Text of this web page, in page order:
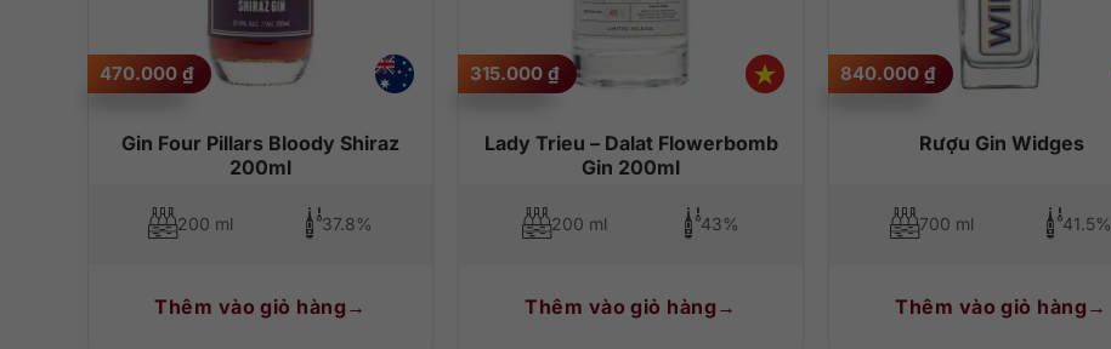
Gin Four Pillars Bloody Shiraz
200ml
470.000 ₫
200 ml 37.8%
Thêm vào giỏ hàng
Lady Trieu – Dalat Flowerbomb
Gin 200ml
315.000 ₫
200 ml 43%
Thêm vào giỏ hàng
Rượu Gin Widges
840.000 ₫
700 ml 41.5%
Thêm vào giỏ hàng